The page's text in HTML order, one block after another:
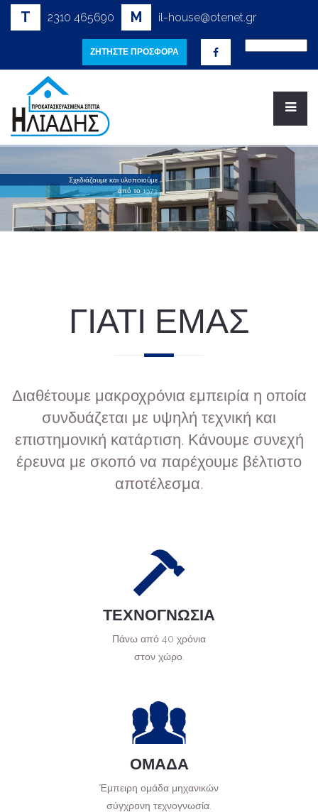
T 2310 465690 M il-house@otenet.gr
ΖΗΤΗΣΤΕ ΠΡΟΣΦΟΡΑ
Σχεδιάζουμε και υλοποιούμε
από το 1973
ΓΙΑΤΊ ΕΜΆΣ
Διαθέτουμε μακροχρόνια εμπειρία η οποία
συνδυάζεται με υψηλή τεχνική και
επιστημονική κατάρτιση. Κάνουμε συνεχή
έρευνα με σκοπό να παρέχουμε βέλτιστο
αποτέλεσμα.
ΤΕΧΝΟΓΝΩΣΙΑ
Πάνω από 40 χρόνια
στον χώρο.
ΟΜΑΔΑ
Έμπειρη ομάδα μηχανικών
σύγχρονη τεχνογνωσία.